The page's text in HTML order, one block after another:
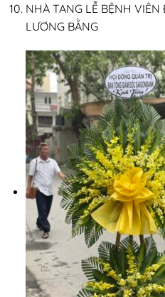
NHÀ TANG LỄ BỆNH
LƯƠNG BẰNG